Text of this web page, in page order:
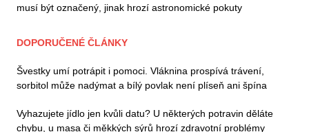
musí být označený, jinak hrozí astronomické pokuty
DOPORUČENÉ ČLÁNKY
Švestky umí potrápit i pomoci. Vláknina prospívá trávení,
sorbitol může nadýmat a bílý povlak není plíseň ani špína
Vyhazujete jídlo jen kvůli datu? U některých potravin děláte
chybu, u masa či měkkých sýrů hrozí zdravotní problémy